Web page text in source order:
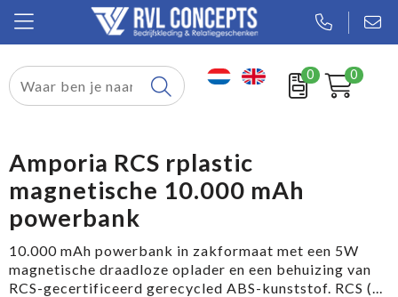
0 0
Relatiegeschenken
Tassen
Sport
Werkkleding
Amporia RCS rplastic
magnetische 10.000 mAh
powerbank
10.000 mAh powerbank in zakformaat met een 5W
magnetische draadloze oplader en een behuizing van
RCS-gecertificeerd gerecycled ABS-kunststof. RCS (...